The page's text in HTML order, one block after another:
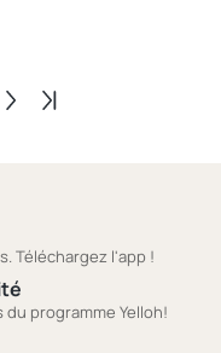
Téléchargez l'app !
programme Yelloh!